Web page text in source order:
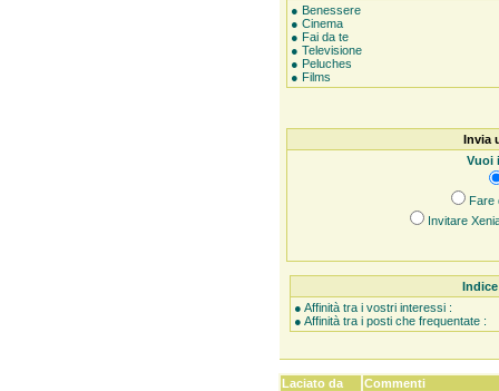
● Benessere
● Cinema
● Fai da te
● Televisione
● Peluches
● Films
Invia
Vuoi
Fare
Invitare
● Affinità tra i vostri interessi :
● Affinità tra i posti che frequentate :
Laciato da
Commenti